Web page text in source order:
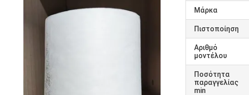
Μάρκα
Πιστοποίηση
Αριθμό
μοντέλου
Ποσότητα
παραγγελίας
min